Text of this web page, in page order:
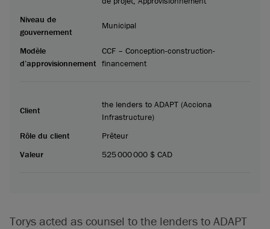
Torys acted as counsel to the lenders to ADAPT
Niveau de
gouvernement
Municipal
Modèle
d’approvisionnement
CCF – Conception-construction-
financement
Client
the lenders to ADAPT (Acciona
Infrastructure)
Rôle du client
Prêteur
Valeur
525 000 000 $ CAD